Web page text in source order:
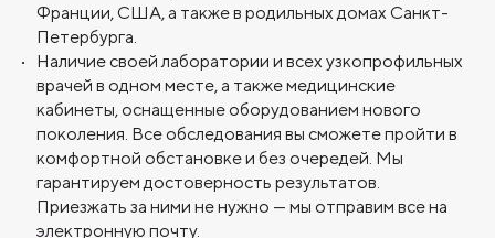
Франции, США, а также в родильных домах Санкт-
Петербурга.
Наличие своей лаборатории и всех узкопрофильных
врачей в одном месте, а также медицинские
кабинеты, оснащенные оборудованием нового
поколения. Все обследования вы сможете пройти в
комфортной обстановке и без очередей. Мы
гарантируем достоверность результатов.
Приезжать за ними не нужно — мы отправим все на
электронную почту.